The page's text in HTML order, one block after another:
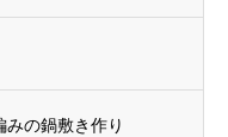
の鍋敷き作り